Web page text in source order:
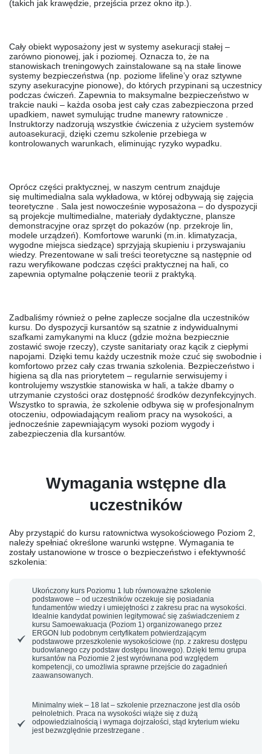
(takich jak krawędzie, przejścia przez okno itp.).
Cały obiekt wyposażony jest w systemy asekuracji stałej –
zarówno pionowej, jak i poziomej. Oznacza to, że na
stanowiskach treningowych zainstalowane są na stałe linowe
systemy bezpieczeństwa (np. poziome lifeline’y oraz sztywne
szyny asekuracyjne pionowe), do których przypinani są uczestnicy
podczas ćwiczeń. Zapewnia to maksymalne bezpieczeństwo w
trakcie nauki – każda osoba jest cały czas zabezpieczona przed
upadkiem, nawet symulując trudne manewry ratownicze .
Instruktorzy nadzorują wszystkie ćwiczenia z użyciem systemów
autoasekuracji, dzięki czemu szkolenie przebiega w
kontrolowanych warunkach, eliminując ryzyko wypadku.
Oprócz części praktycznej, w naszym centrum znajduje
się multimedialna sala wykładowa , w której odbywają się zajęcia
teoretyczne . Sala jest nowocześnie wyposażona – do dyspozycji
są projekcje multimedialne, materiały dydaktyczne, plansze
demonstracyjne oraz sprzęt do pokazów (np. przekroje lin,
modele urządzeń). Komfortowe warunki (m.in. klimatyzacja,
wygodne miejsca siedzące) sprzyjają skupieniu i przyswajaniu
wiedzy. Prezentowane w sali treści teoretyczne są następnie od
razu weryfikowane podczas części praktycznej na hali, co
zapewnia optymalne połączenie teorii z praktyką.
Zadbaliśmy również o pełne zaplecze socjalne dla uczestników
kursu. Do dyspozycji kursantów są szatnie z indywidualnymi
szafkami zamykanymi na klucz (gdzie można bezpiecznie
zostawić swoje rzeczy), czyste sanitariaty oraz kącik z ciepłymi
napojami. Dzięki temu każdy uczestnik może czuć się swobodnie i
komfortowo przez cały czas trwania szkolenia. Bezpieczeństwo i
higiena są dla nas priorytetem – regularnie serwisujemy i
kontrolujemy wszystkie stanowiska w hali, a także dbamy o
utrzymanie czystości oraz dostępność środków dezynfekcyjnych.
Wszystko to sprawia, że szkolenie odbywa się w profesjonalnym
otoczeniu, odpowiadającym realiom pracy na wysokości, a
jednocześnie zapewniającym wysoki poziom wygody i
zabezpieczenia dla kursantów.
Wymagania wstępne dla
uczestników
Aby przystąpić do kursu ratownictwa wysokościowego Poziom 2,
należy spełniać określone warunki wstępne . Wymagania te
zostały ustanowione w trosce o bezpieczeństwo i efektywność
szkolenia:
Ukończony kurs Poziomu 1 lub równoważne szkolenie
podstawowe – od uczestników oczekuje się posiadania
fundamentów wiedzy i umiejętności z zakresu prac na wysokości.
Idealnie kandydat powinien legitymować się zaświadczeniem z
kursu Samoewakuacja (Poziom 1) organizowanego przez
ERGON lub podobnym certyfikatem potwierdzającym
podstawowe przeszkolenie wysokościowe (np. z zakresu dostępu
budowlanego czy podstaw dostępu linowego). Dzięki temu grupa
kursantów na Poziomie 2 jest wyrównana pod względem
kompetencji, co umożliwia sprawne przejście do zagadnień
zaawansowanych.
Minimalny wiek – 18 lat– szkolenie przeznaczone jest dla osób
pełnoletnich. Praca na wysokości wiąże się z dużą
odpowiedzialnością i wymaga dojrzałości, stąd kryterium wieku
jest bezwzględnie przestrzegane .